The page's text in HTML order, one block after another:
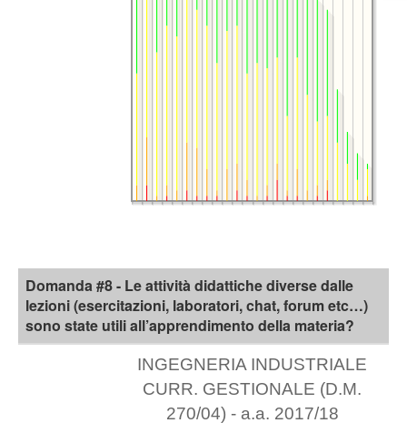
Domanda #8 - Le attività didattiche diverse dalle
lezioni (esercitazioni, laboratori, chat, forum etc…)
sono state utili all’apprendimento della materia?
INGEGNERIA INDUSTRIALE
CURR. GESTIONALE (D.M.
270/04) - a.a. 2017/18